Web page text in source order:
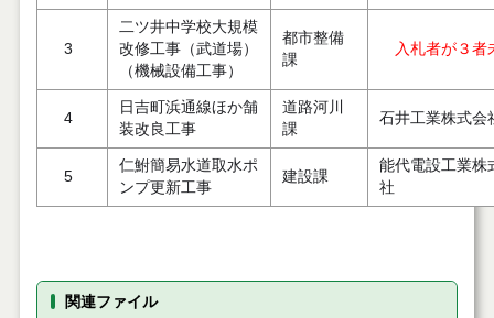
3
二ツ井中学校大規模
改修工事（武道場）
（機械設備工事）
都市整備
課
入札者が３
4
日吉町浜通線ほか舗
装改良工事
道路河川
課
石井工業株式会
5
仁鮒簡易水道取水ポ
ンプ更新工事
建設課
能代電設工業株
社
関連ファイル